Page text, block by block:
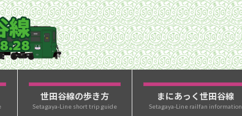
世田谷線の歩き方
Setagaya-Line short trip guide
まにあっく世田谷線
Setagaya-Line railfan information